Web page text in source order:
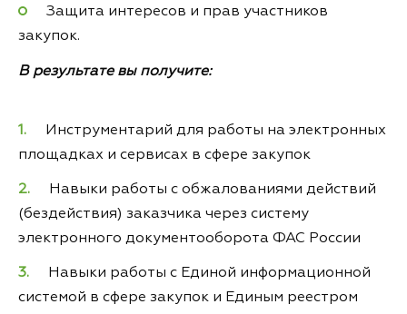
Защита интересов и прав участников
закупок.
В результате вы получите:
Инструментарий для работы на электронных
площадках и сервисах в сфере закупок
Навыки работы с обжалованиями действий
(бездействия) заказчика через систему
электронного документооборота ФАС России
Навыки работы с Единой информационной
системой в сфере закупок и Единым реестром